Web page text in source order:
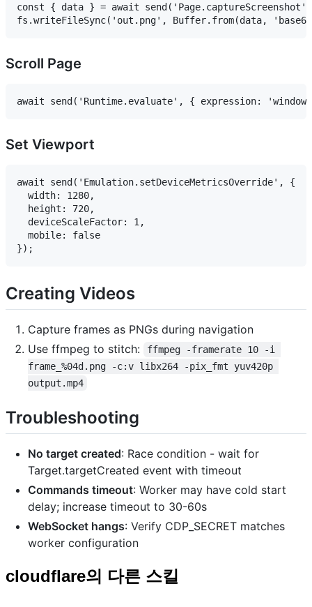
const { data } = await
Scroll Page
Set Viewport
await send('Emulation.setDeviceMetricsOverride', {
  width: 1280,
  height: 720,
  deviceScaleFactor: 1,
  mobile: false
Creating Videos
Capture frames as PNGs during navigation
Use ffmpeg to stitch:
ffmpeg -framerate 10 -i
frame_%04d.png -c:v libx264 -pix_fmt yuv420p
output.mp4
Troubleshooting
No target created: Race condition - wait for
Target.targetCreated event with timeout
Commands timeout: Worker may have cold start
delay; increase timeout to 30-60s
WebSocket hangs: Verify CDP_SECRET matches
worker configuration
cloudflare의 다른 스킬